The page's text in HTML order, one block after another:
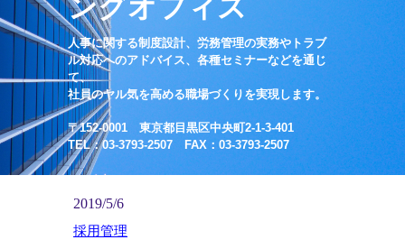
ングオフィス
人事に関する制度設計、労務管理の実務やトラブ
ル対応へのアドバイス、各種セミナーなどを通じ
て、
社員のヤル気を高める職場づくりを実現します。
〒152-0001 東京都目黒区中央町2-1-3-401
TEL：03-3793-2507 FAX：03-3793-2507
2019/5/6
採用管理